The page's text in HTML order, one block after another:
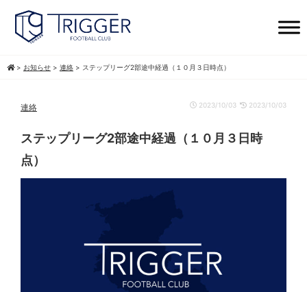
> お知らせ > 連絡 > ステップリーグ2部途中経過（１０月３日時点）
連絡 2023/10/03 2023/10/03
ステップリーグ2部途中経過（１０月３日時
点）